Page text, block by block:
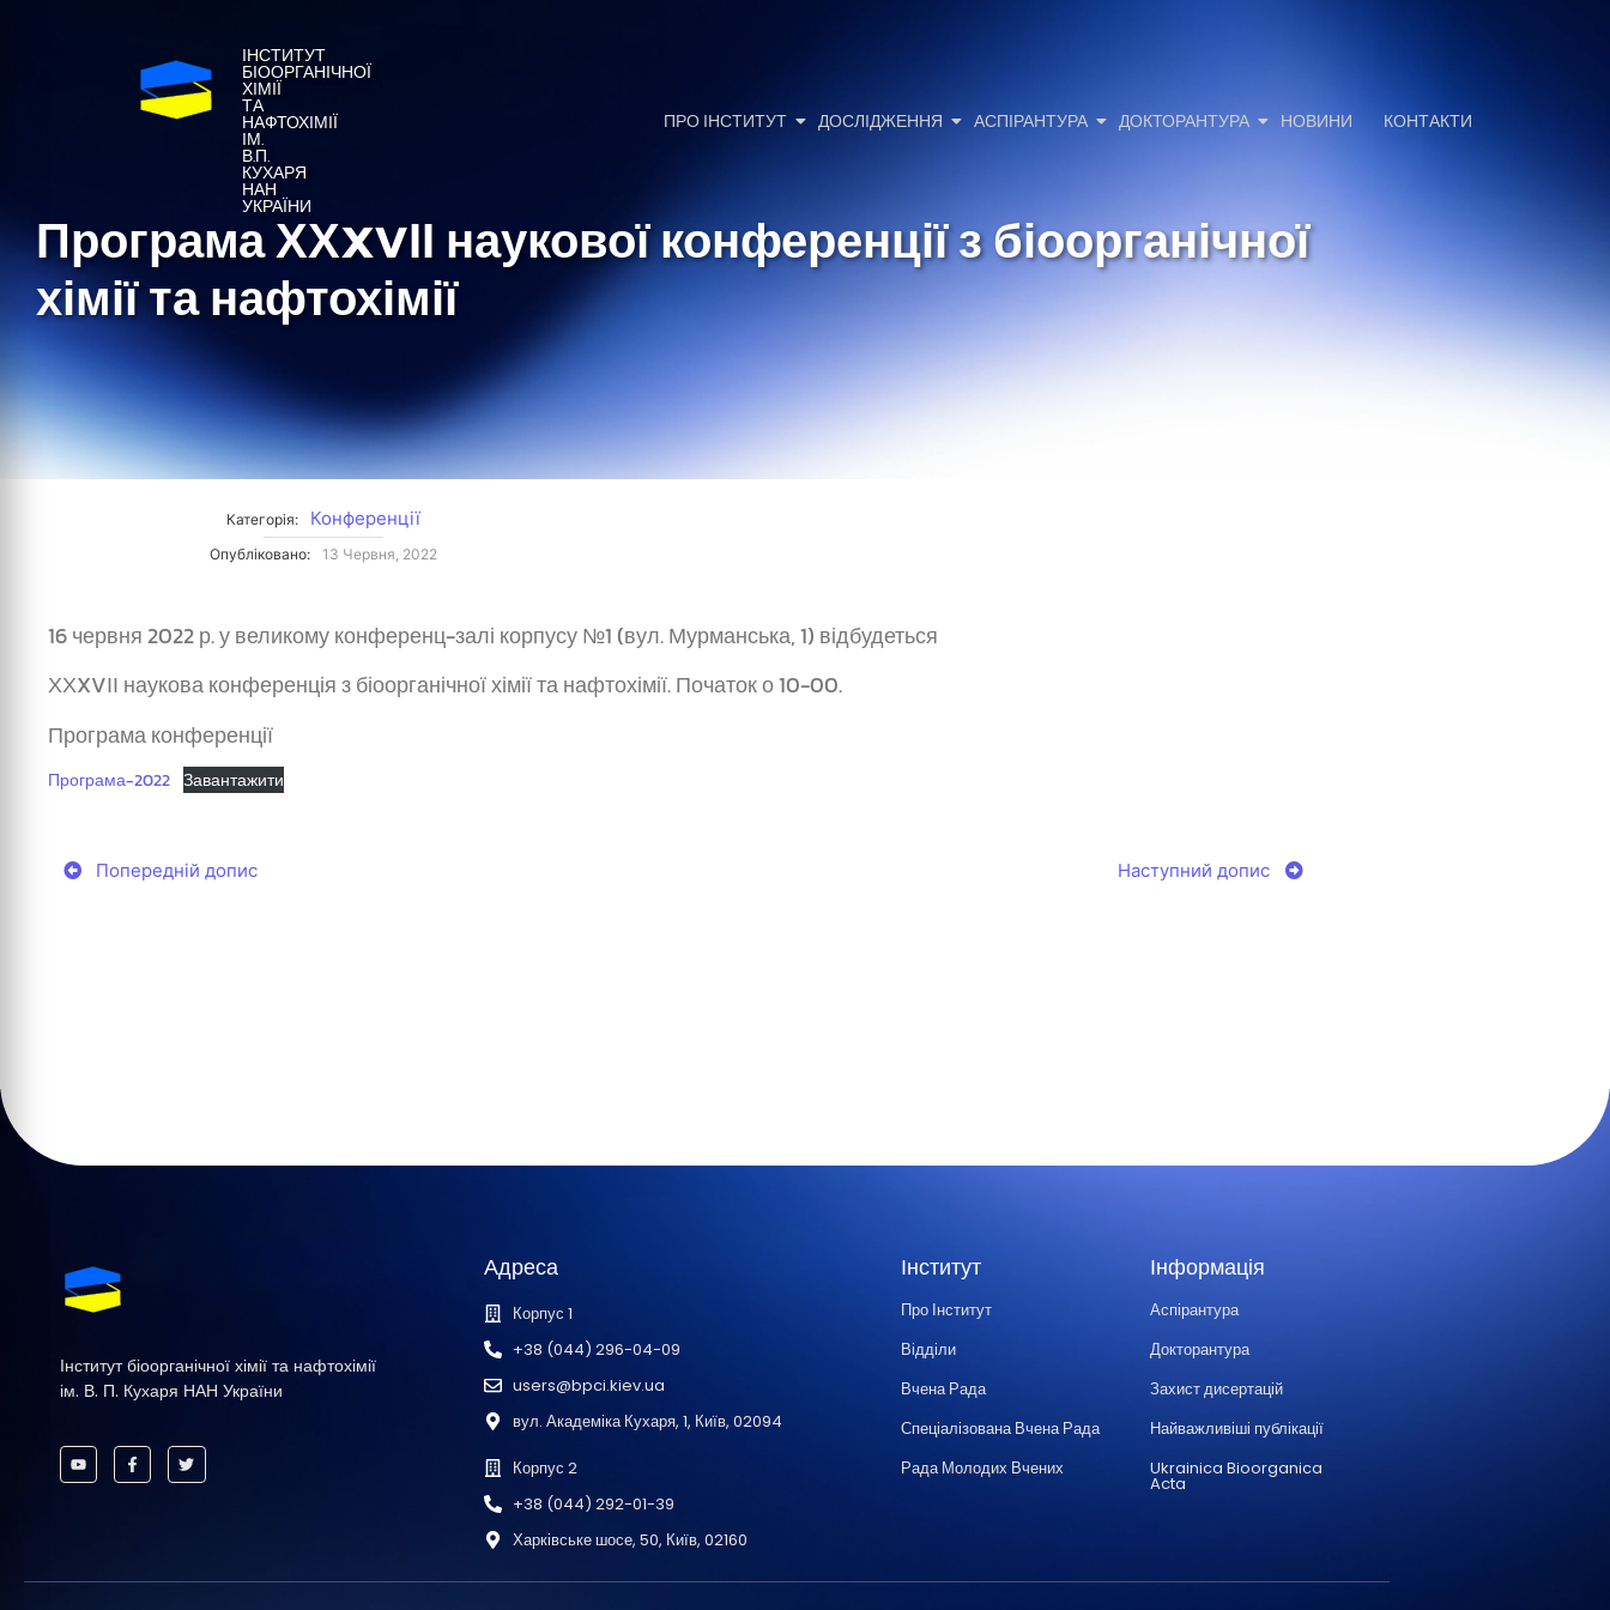
ІНСТИТУТ
БІООРГАНІЧНОЇ
ХІМІЇ
ТА
НАФТОХІМІЇ
ІМ.
В.П.
КУХАРЯ
НАН
УКРАЇНИ
ПРО ІНСТИТУТ ДОСЛІДЖЕННЯ АСПІРАНТУРА ДОКТОРАНТУРА НОВИНИ КОНТАКТИ
Програма ХХXVІІ наукової конференції з біоорганічної
хімії та нафтохімії
Категорія: Конференції
Опубліковано: 13 Червня, 2022
16 червня 2022 р. у великому конференц-залі корпусу №1 (вул. Мурманська, 1) відбудеться
ХХXVІІ наукова конференція з біоорганічної хімії та нафтохімії. Початок о 10-00.
Програма конференції
Програма-2022 Завантажити
Попередній допис Наступний допис
Інститут біоорганічної хімії та нафтохімії
ім. В. П. Кухаря НАН України
Адреса
Корпус 1
+38 (044) 296-04-09
users@bpci.kiev.ua
вул. Академіка Кухаря, 1, Київ, 02094
Корпус 2
+38 (044) 292-01-39
Харківське шосе, 50, Київ, 02160
Інститут
Про Інститут
Відділи
Вчена Рада
Спеціалізована Вчена Рада
Рада Молодих Вчених
Інформація
Аспірантура
Докторантура
Захист дисертацій
Найважливіші публікації
Ukrainica Bioorganica
Acta